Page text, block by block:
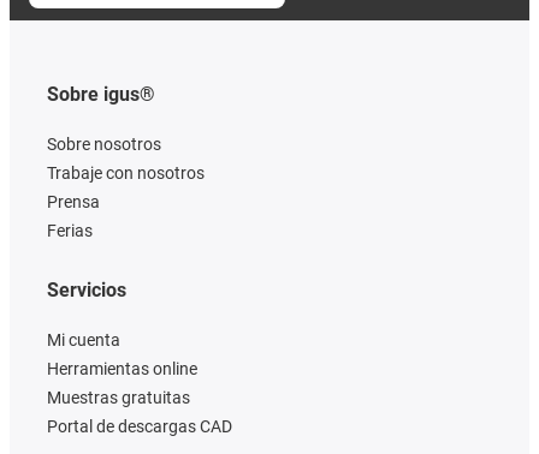
Sobre igus®
Sobre nosotros
Trabaje con nosotros
Prensa
Ferias
Servicios
Mi cuenta
Herramientas online
Muestras gratuitas
Portal de descargas CAD